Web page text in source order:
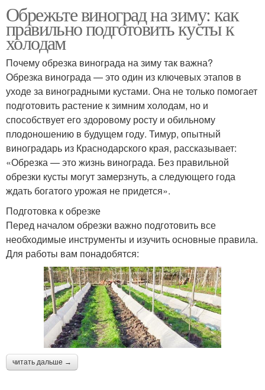
Обрежьте виноград на зиму: как
правильно подготовить кусты к
холодам
Почему обрезка винограда на зиму так важна?
Обрезка винограда — это один из ключевых этапов в
уходе за виноградными кустами. Она не только помогает
подготовить растение к зимним холодам, но и
способствует его здоровому росту и обильному
плодоношению в будущем году. Тимур, опытный
виноградарь из Краснодарского края, рассказывает:
«Обрезка — это жизнь винограда. Без правильной
обрезки кусты могут замерзнуть, а следующего года
ждать богатого урожая не придется».
Подготовка к обрезке
Перед началом обрезки важно подготовить все
необходимые инструменты и изучить основные правила.
Для работы вам понадобятся:
читать дальше →